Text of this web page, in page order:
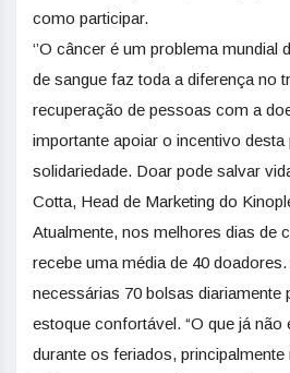
como participar.
‘’O câncer é um problema mundial
de sangue faz toda a diferença no
recuperação de pessoas com a
importante apoiar o incentivo desta
solidariedade. Doar pode salvar
Cotta, Head de Marketing do
Atualmente, nos melhores dias de
recebe uma média de 40
necessárias 70 bolsas diariamente
estoque confortável. “O que já
durante os feriados,